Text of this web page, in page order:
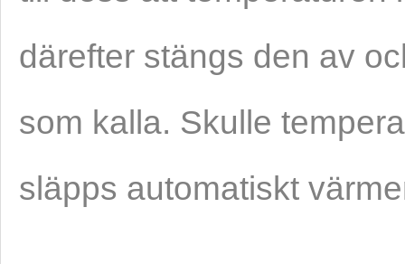
därefter stängs den av
som kalla. Skulle
släpps automatiskt